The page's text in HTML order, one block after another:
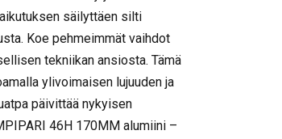
säilyttäen silti
Koe pehmeimmät vaihdot
tekniikan ansiosta. Tämä
ylivoimaisen lujuuden ja
päivittää nykyisen
46H 170MM alumiini –